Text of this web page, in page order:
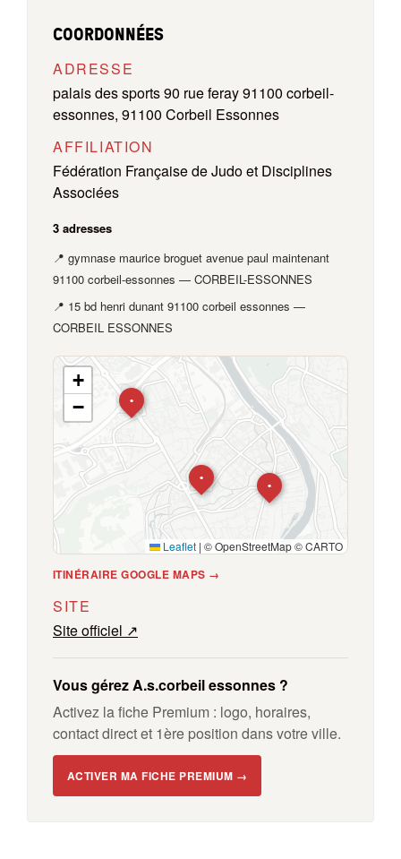
COORDONNÉES
ADRESSE
palais des sports 90 rue feray 91100 corbeil-
essonnes, 91100 Corbeil Essonnes
AFFILIATION
Fédération Française de Judo et Disciplines
Associées
3 adresses
📍 gymnase maurice broguet avenue paul maintenant
91100 corbeil-essonnes — CORBEIL-ESSONNES
📍 15 bd henri dunant 91100 corbeil essonnes —
CORBEIL ESSONNES
•
•
•
+
−
Leaflet | © OpenStreetMap © CARTO
ITINÉRAIRE GOOGLE MAPS →
SITE
Site officiel ↗
Vous gérez A.s.corbeil essonnes ?
Activez la fiche Premium : logo, horaires,
contact direct et 1ère position dans votre ville.
ACTIVER MA FICHE PREMIUM →